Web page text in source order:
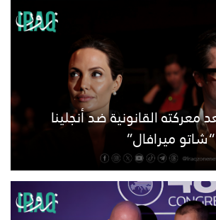
معركته القانونية ضد أنجلينا
ميرافال”